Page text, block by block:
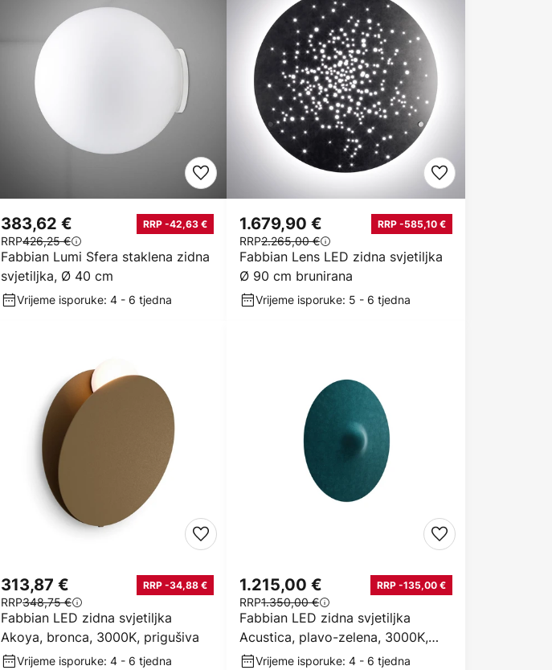
Fabbian Lumi Sfera staklena zidna
svjetiljka, Ø 40 cm
383,62 € RRP -42,63 €
RRP426,25 €
Vrijeme isporuke: 4 - 6 tjedna
Fabbian Lens LED zidna svjetiljka
Ø 90 cm brunirana
1.679,90 € RRP -585,10 €
RRP2.265,00 €
Vrijeme isporuke: 5 - 6 tjedna
Fabbian LED zidna svjetiljka
Akoya, bronca, 3000K, prigušiva
313,87 € RRP -34,88 €
RRP348,75 €
Vrijeme isporuke: 4 - 6 tjedna
Fabbian LED zidna svjetiljka
Acustica, plavo-zelena, 3000K,
DALI
1.215,00 € RRP -135,00 €
RRP1.350,00 €
Vrijeme isporuke: 4 - 6 tjedna